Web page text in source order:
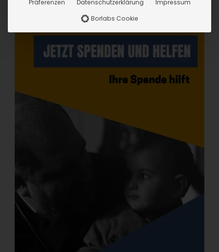
Präferenzen Datenschutzerklärung
Impressum
Borlabs Cookie